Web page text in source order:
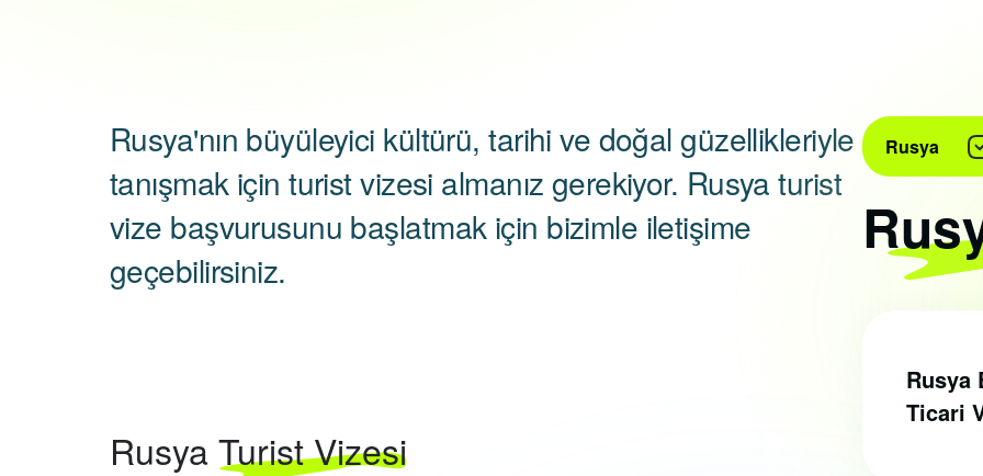
Rusya'nın büyüleyici kültürü, tarihi ve doğal güzellikleriyle
tanışmak için turist vizesi almanız gerekiyor. Rusya turist
vize başvurusunu başlatmak için bizimle iletişime
geçebilirsiniz.
RusyaTurist Vizesi
Rusya
Rusya
Ticari